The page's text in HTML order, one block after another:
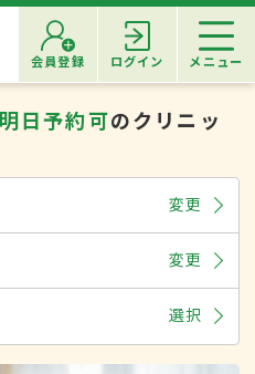
会員登録 ログイン メニュー
日予約可のクリニッ
変更
変更
選択